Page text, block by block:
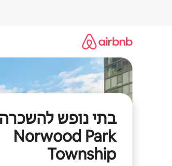
בתי נופש
Norwood Park
Township